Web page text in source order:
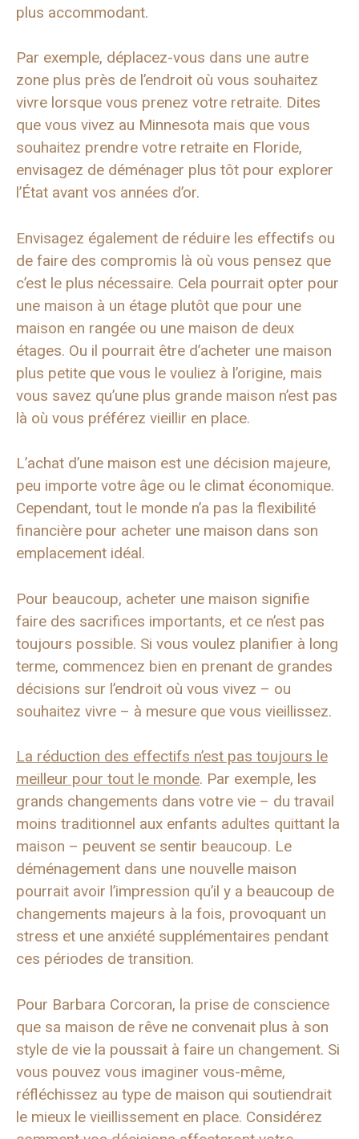
plus accommodant.
Par exemple, déplacez-vous dans une autre
zone plus près de l’endroit où vous souhaitez
vivre lorsque vous prenez votre retraite. Dites
que vous vivez au Minnesota mais que vous
souhaitez prendre votre retraite en Floride,
envisagez de déménager plus tôt pour explorer
l’État avant vos années d’or.
Envisagez également de réduire les effectifs ou
de faire des compromis là où vous pensez que
c’est le plus nécessaire. Cela pourrait opter pour
une maison à un étage plutôt que pour une
maison en rangée ou une maison de deux
étages. Ou il pourrait être d’acheter une maison
plus petite que vous le vouliez à l’origine, mais
vous savez qu’une plus grande maison n’est pas
là où vous préférez vieillir en place.
L’achat d’une maison est une décision majeure,
peu importe votre âge ou le climat économique.
Cependant, tout le monde n’a pas la flexibilité
financière pour acheter une maison dans son
emplacement idéal.
Pour beaucoup, acheter une maison signifie
faire des sacrifices importants, et ce n’est pas
toujours possible. Si vous voulez planifier à long
terme, commencez bien en prenant de grandes
décisions sur l’endroit où vous vivez – ou
souhaitez vivre – à mesure que vous vieillissez.
La réduction des effectifs n’est pas toujours le
meilleur pour tout le monde. Par exemple, les
grands changements dans votre vie – du travail
moins traditionnel aux enfants adultes quittant la
maison – peuvent se sentir beaucoup. Le
déménagement dans une nouvelle maison
pourrait avoir l’impression qu’il y a beaucoup de
changements majeurs à la fois, provoquant un
stress et une anxiété supplémentaires pendant
ces périodes de transition.
Pour Barbara Corcoran, la prise de conscience
que sa maison de rêve ne convenait plus à son
style de vie la poussait à faire un changement. Si
vous pouvez vous imaginer vous-même,
réfléchissez au type de maison qui soutiendrait
le mieux le vieillissement en place. Considérez